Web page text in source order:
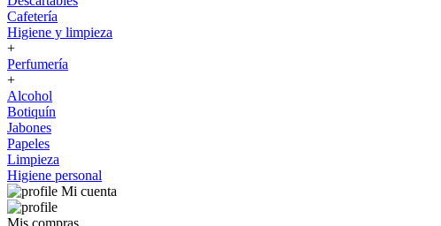
Cafetería
Higiene y limpieza
+
Perfumería
+
Alcohol
Botiquín
Jabones
Papeles
Limpieza
Higiene personal
Mi cuenta
Mis compras